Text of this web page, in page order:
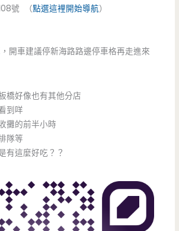
號 （點選這裡開始導航）
開車建議停新海路路邊停車格再走進來
橋好像也有其他分店
到咩
攤的前半小時
隊等
有這麼好吃？？